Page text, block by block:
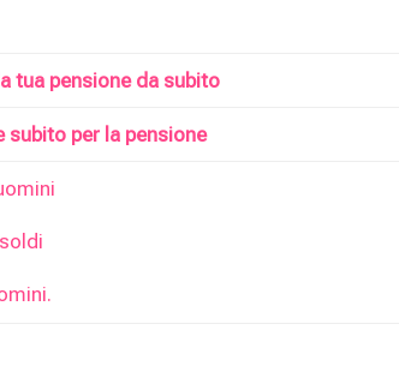
tua pensione da subito
subito per la pensione